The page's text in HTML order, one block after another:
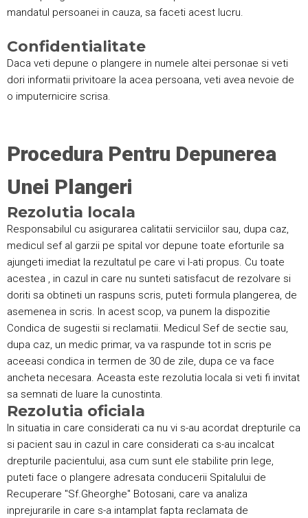
mandatul persoanei in cauza, sa faceti acest lucru.
Confidentialitate
Daca veti depune o plangere in numele altei personae si veti
dori informatii privitoare la acea persoana, veti avea nevoie de
o imputernicire scrisa.
Procedura Pentru Depunerea
Unei Plangeri
Rezolutia locala
Responsabilul cu asigurarea calitatii serviciilor sau, dupa caz,
medicul sef al garzii pe spital vor depune toate eforturile sa
ajungeti imediat la rezultatul pe care vi l-ati propus. Cu toate
acestea , in cazul in care nu sunteti satisfacut de rezolvare si
doriti sa obtineti un raspuns scris, puteti formula plangerea, de
asemenea in scris. In acest scop, va punem la dispozitie
Condica de sugestii si reclamatii. Medicul Sef de sectie sau,
dupa caz, un medic primar, va va raspunde tot in scris pe
aceeasi condica in termen de 30 de zile, dupa ce va face
ancheta necesara. Aceasta este rezolutia locala si veti fi invitat
sa semnati de luare la cunostinta.
Rezolutia oficiala
In situatia in care considerati ca nu vi s-au acordat drepturile ca
si pacient sau in cazul in care considerati ca s-au incalcat
drepturile pacientului, asa cum sunt ele stabilite prin lege,
puteti face o plangere adresata conducerii Spitalului de
Recuperare "Sf.Gheorghe" Botosani, care va analiza
inprejurarile in care s-a intamplat fapta reclamata de